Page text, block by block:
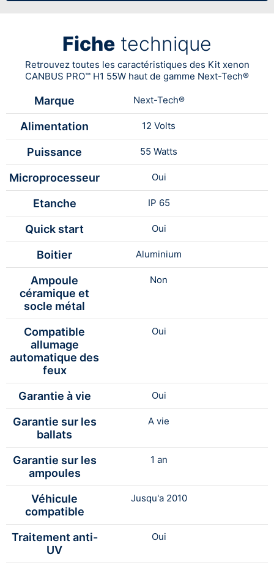
Fiche technique
Retrouvez toutes les caractéristiques des Kit xenon
CANBUS PRO™ H1 55W haut de gamme Next-Tech®
Marque Next-Tech®
Alimentation 12 Volts
Puissance 55 Watts
Microprocesseur Oui
Etanche IP 65
Quick start Oui
Boitier Aluminium
Ampoule
céramique et
socle métal
Non
Compatible
allumage
automatique des
feux
Oui
Garantie à vie Oui
Garantie sur les
ballats
A vie
Garantie sur les
ampoules
1 an
Véhicule
compatible
Jusqu'a 2010
Traitement anti-
UV
Oui